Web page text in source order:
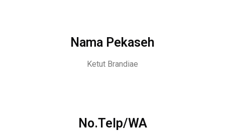
Nama Pekaseh
Ketut Brandiae
No.Telp/WA